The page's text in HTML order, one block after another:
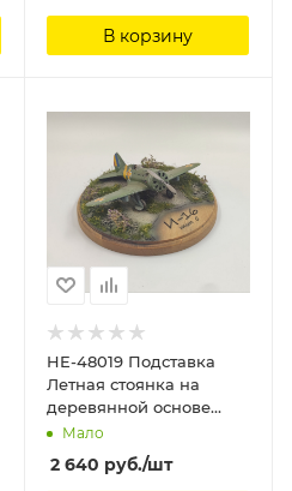
В корзину
HE-48019 Подставка
Летная стоянка на
деревянной основе
Мало
2 640 руб./шт